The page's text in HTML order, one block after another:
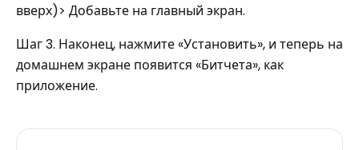
вверх)> Добавьте на главный экран.
Шаг 3. Наконец, нажмите «Установить», и теперь на
домашнем экране появится «Битчета», как
приложение.